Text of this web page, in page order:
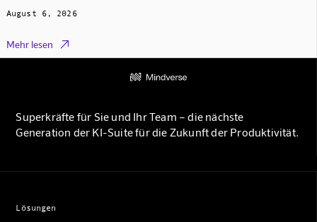
August 6, 2026
Mehr lesen 
Superkräfte für Sie und Ihr Team – die nächste
Generation der KI-Suite für die Zukunft der Produktivität.
Lösungen